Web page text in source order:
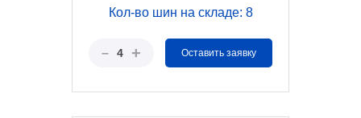
Кол-во шин на складе: 8
– 4 + Оставить заявку